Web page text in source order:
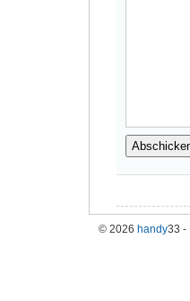
© 2026 handy33 -